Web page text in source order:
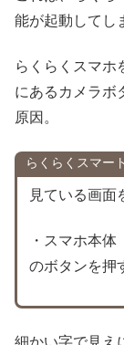
能が起動してし
らくらくスマホ
にあるカメラボ
原因。
らくらくスマー
見ている画面
・スマホ本
のボタンを押
細かい字で見え